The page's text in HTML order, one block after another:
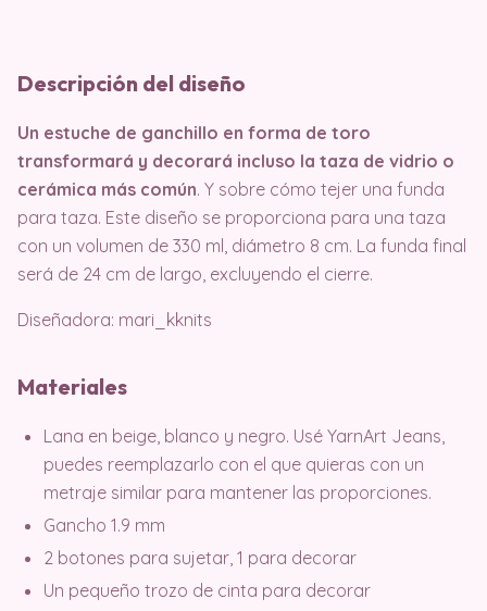
Descripción del diseño
Un estuche de ganchillo en forma de toro
transformará y decorará incluso la taza de vidrio o
cerámica más común. Y sobre cómo tejer una funda
para taza. Este diseño se proporciona para una taza
con un volumen de 330 ml, diámetro 8 cm. La funda final
será de 24 cm de largo, excluyendo el cierre.
Diseñadora: mari_kknits
Materiales
Lana en beige, blanco y negro. Usé YarnArt Jeans,
puedes reemplazarlo con el que quieras con un
metraje similar para mantener las proporciones.
Gancho 1.9 mm
2 botones para sujetar, 1 para decorar
Un pequeño trozo de cinta para decorar